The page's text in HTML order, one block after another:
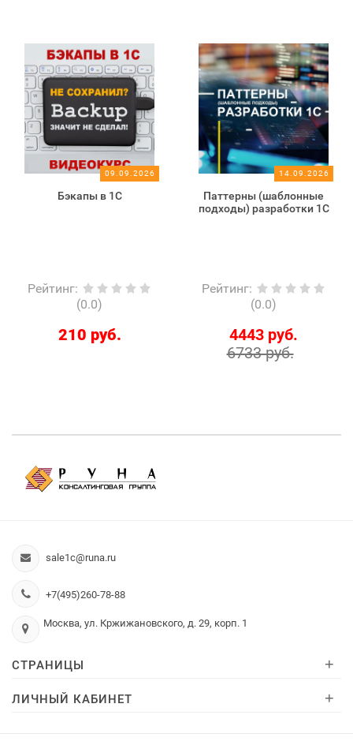
09.09.2026
Бэкапы в 1С
Рейтинг:
(0.0)
210 руб.
14.09.2026
Паттерны (шаблонные
подходы) разработки 1С
Рейтинг:
(0.0)
4443 руб.
6733 руб.
sale1c@runa.ru
+7(495)260-78-88
Москва, ул. Кржижановского, д. 29, корп. 1
СТРАНИЦЫ +
ЛИЧНЫЙ КАБИНЕТ +